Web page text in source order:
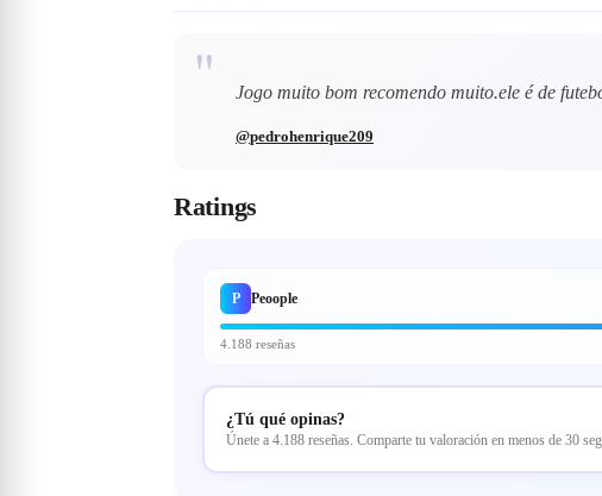
" Jogo muito bom recomendo muito.ele é de
@pedrohenrique209
Ratings
P Peoople
4.188 reseñas
¿Tú qué opinas?
Únete a 4.188 reseñas. Comparte tu valoración en menos de 30